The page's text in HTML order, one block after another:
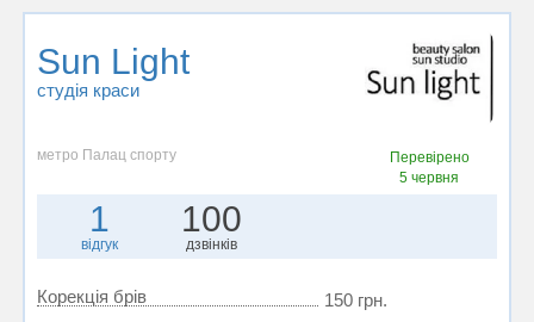
Sun Light
студія краси
метро Палац спорту
Перевірено
5 червня
1
відгук
100
дзвінків
Корекція брів
150 грн.